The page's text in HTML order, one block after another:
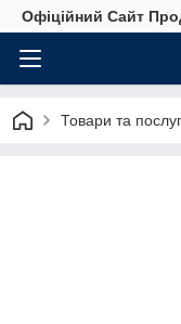
Офіційний Сайт
Товари та